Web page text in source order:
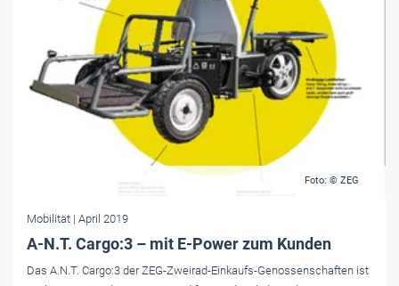
Foto: © ZEG
Mobilität | April 2019
A-N.T. Cargo:3 – mit E-Power zum Kunden
Das A.N.T. Cargo:3 der ZEG-Zweirad-Einkaufs-Genossenschaften ist